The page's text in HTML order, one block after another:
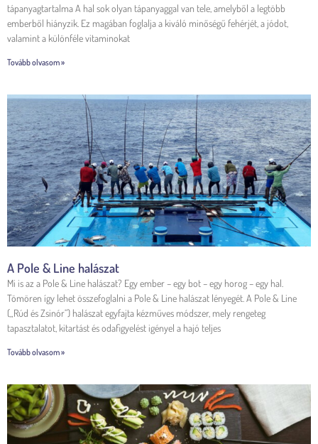
tápanyagtartalma A hal sok olyan tápanyaggal van tele, amelyből a legtöbb
emberből hiányzik. Ez magában foglalja a kiváló minőségű fehérjét, a jódot,
valamint a különféle vitaminokat
Tovább olvasom »
A Pole & Line halászat
Mi is az a Pole & Line halászat? Egy ember – egy bot – egy horog – egy hal.
Tömören így lehet összefoglalni a Pole & Line halászat lényegét. A Pole & Line
(„Rúd és Zsinór”) halászat egyfajta kézműves módszer, mely rengeteg
tapasztalatot, kitartást és odafigyelést igényel a hajó teljes
Tovább olvasom »